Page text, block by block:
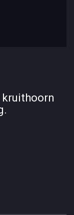
kruithoorn